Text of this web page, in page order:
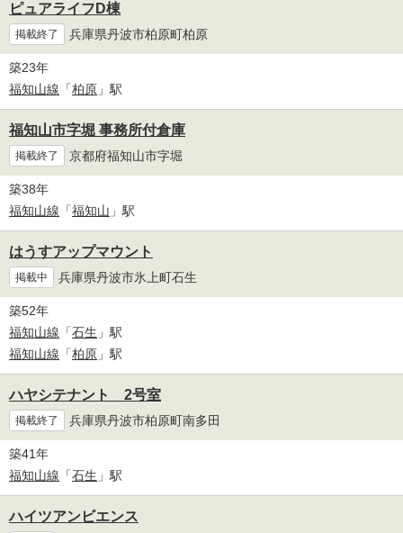
ピュアライフD棟
掲載終了 兵庫県丹波市柏原町柏原
築23年
福知山線 「柏原 」駅
福知山市字堀 事務所付倉庫
掲載終了 京都府福知山市字堀
築38年
福知山線 「福知山 」駅
はうすアップマウント
掲載中 兵庫県丹波市氷上町石生
築52年
福知山線 「石生 」駅
福知山線 「柏原 」駅
ハヤシテナント 2号室
掲載終了 兵庫県丹波市柏原町南多田
築41年
福知山線 「石生 」駅
ハイツアンビエンス